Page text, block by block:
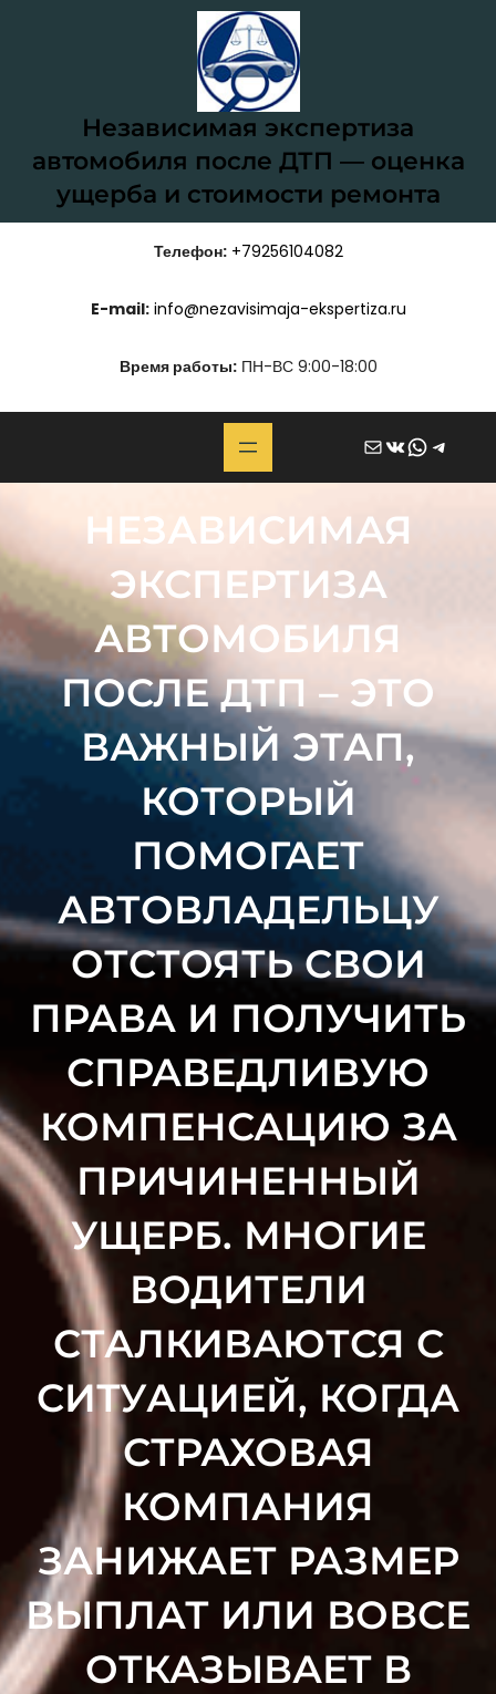
Независимая экспертиза
автомобиля после ДТП — оценка
ущерба и стоимости ремонта
Телефон: +79256104082
E-mail: info@nezavisimaja-ekspertiza.ru
Время работы:ПН-ВС 9:00-18:00
Почта ВКонтакте WhatsApp Telegram
НЕЗАВИСИМАЯ
ЭКСПЕРТИЗА
АВТОМОБИЛЯ
ПОСЛЕ ДТП – ЭТО
ВАЖНЫЙ ЭТАП,
КОТОРЫЙ
ПОМОГАЕТ
АВТОВЛАДЕЛЬЦУ
ОТСТОЯТЬ СВОИ
ПРАВА И ПОЛУЧИТЬ
СПРАВЕДЛИВУЮ
КОМПЕНСАЦИЮ ЗА
ПРИЧИНЕННЫЙ
УЩЕРБ. МНОГИЕ
ВОДИТЕЛИ
СТАЛКИВАЮТСЯ С
СИТУАЦИЕЙ, КОГДА
СТРАХОВАЯ
КОМПАНИЯ
ЗАНИЖАЕТ РАЗМЕР
ВЫПЛАТ ИЛИ ВОВСЕ
ОТКАЗЫВАЕТ В